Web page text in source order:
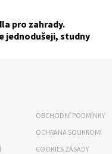
pro zahrady.
jednodušeji, studny
OBCHODNÍ PODMÍNKY
OCHRANA SOUKROMÍ
COOKIES ZÁSADY